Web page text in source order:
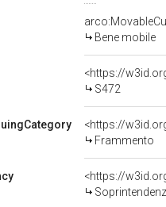
Bene mobile
<https://
S472
<https://
Frammento
<https://
Soprintendenza